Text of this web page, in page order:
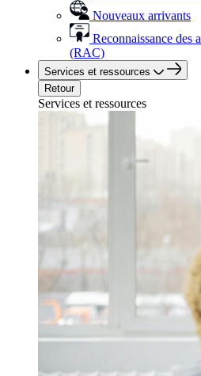
Nouveaux arrivants
Reconnaissance des
(RAC)
Services et ressources
Retour
Services et ressources